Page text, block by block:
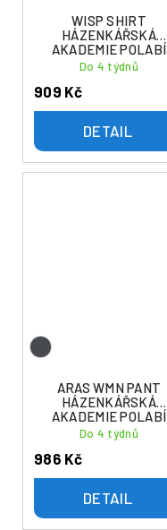
WISP SHIRT
HÁZENKÁŘSKÁ
AKADEMIE POLABÍ
Do 4 týdnů
909 Kč
DETAIL
ARAS WMN PANT
HÁZENKÁŘSKÁ
AKADEMIE POLABÍ
Do 4 týdnů
986 Kč
DETAIL